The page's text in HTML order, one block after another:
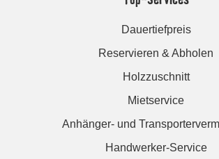
Dauertiefpreis
Reservieren & Abholen
Holzzuschnitt
Mietservice
Anhänger- und
Handwerker-Service